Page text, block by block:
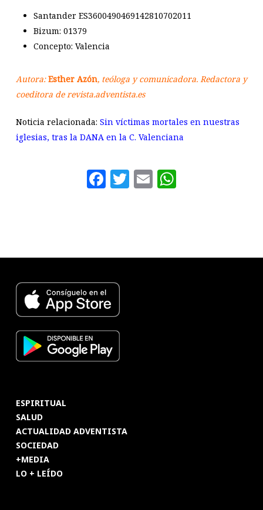
Santander ES3600490469142810702011
Bizum: 01379
Concepto: Valencia
Autora:Esther Azón, teóloga y comunicadora. Redactora y
coeditora de revista.adventista.es
Noticia relacionada: Sin víctimas mortales en nuestras
iglesias, tras la DANA en la C. Valenciana
Facebook
Twitter
Email
ESPIRITUAL
SALUD
ACTUALIDAD ADVENTISTA
SOCIEDAD
+MEDIA
LO + LEÍDO